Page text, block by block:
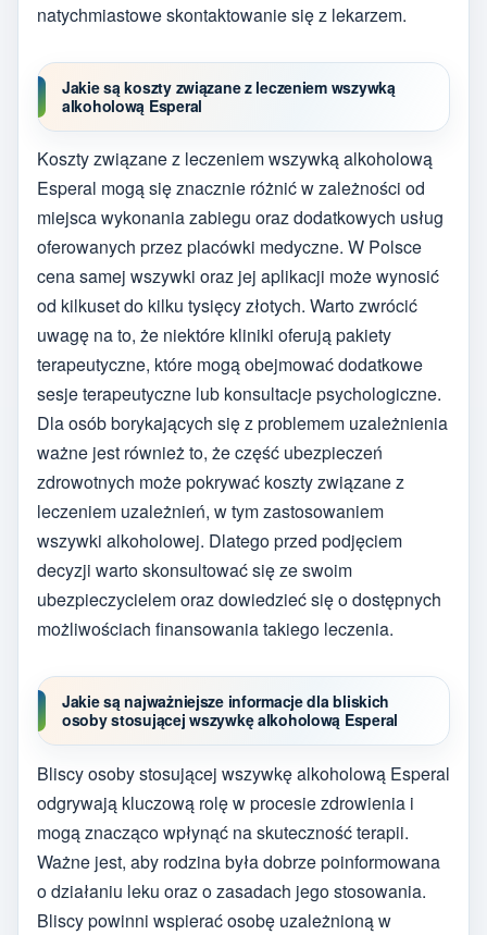
natychmiastowe skontaktowanie się z lekarzem.
Jakie są koszty związane z leczeniem wszywką
alkoholową Esperal
Koszty związane z leczeniem wszywką alkoholową
Esperal mogą się znacznie różnić w zależności od
miejsca wykonania zabiegu oraz dodatkowych usług
oferowanych przez placówki medyczne. W Polsce
cena samej wszywki oraz jej aplikacji może wynosić
od kilkuset do kilku tysięcy złotych. Warto zwrócić
uwagę na to, że niektóre kliniki oferują pakiety
terapeutyczne, które mogą obejmować dodatkowe
sesje terapeutyczne lub konsultacje psychologiczne.
Dla osób borykających się z problemem uzależnienia
ważne jest również to, że część ubezpieczeń
zdrowotnych może pokrywać koszty związane z
leczeniem uzależnień, w tym zastosowaniem
wszywki alkoholowej. Dlatego przed podjęciem
decyzji warto skonsultować się ze swoim
ubezpieczycielem oraz dowiedzieć się o dostępnych
możliwościach finansowania takiego leczenia.
Jakie są najważniejsze informacje dla bliskich
osoby stosującej wszywkę alkoholową Esperal
Bliscy osoby stosującej wszywkę alkoholową Esperal
odgrywają kluczową rolę w procesie zdrowienia i
mogą znacząco wpłynąć na skuteczność terapii.
Ważne jest, aby rodzina była dobrze poinformowana
o działaniu leku oraz o zasadach jego stosowania.
Bliscy powinni wspierać osobę uzależnioną w